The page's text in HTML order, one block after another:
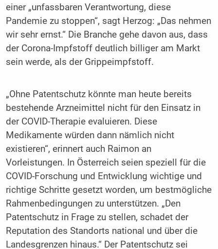
einer „unfassbaren Verantwortung, diese
Pandemie zu stoppen“, sagt Herzog: „Das nehmen
wir sehr ernst.“ Die Branche gehe davon aus, dass
der Corona-Impfstoff deutlich billiger am Markt
sein werde, als der Grippeimpfstoff.
„Ohne Patentschutz könnte man heute bereits
bestehende Arzneimittel nicht für den Einsatz in
der COVID-Therapie evaluieren. Diese
Medikamente würden dann nämlich nicht
existieren“, erinnert auch Raimon an
Vorleistungen. In Österreich seien speziell für die
COVID-Forschung und Entwicklung wichtige und
richtige Schritte gesetzt worden, um bestmögliche
Rahmenbedingungen zu unterstützen. „Den
Patentschutz in Frage zu stellen, schadet der
Reputation des Standorts national und über die
Landesgrenzen hinaus.“ Der Patentschutz sei